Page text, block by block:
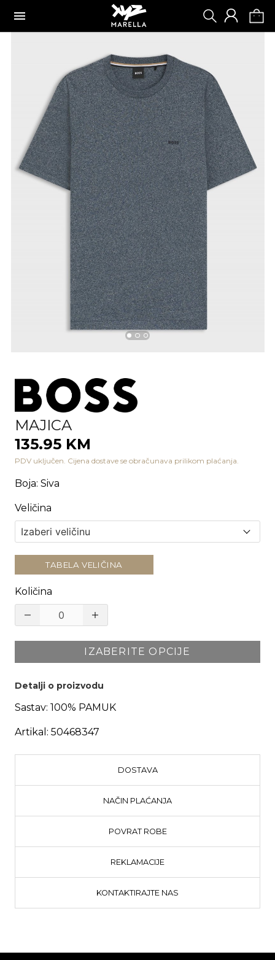
MAJICA
135.95 KM
PDV uključen. Cijena dostave se obračunava prilikom plaćanja.
Boja: Siva
Veličina
TABELA VELIČINA
Količina
IZABERITE OPCIJE
Detalji o proizvodu
Sastav: 100% PAMUK
Artikal: 50468347
DOSTAVA
NAČIN PLAĆANJA
POVRAT ROBE
REKLAMACIJE
KONTAKTIRAJTE NAS